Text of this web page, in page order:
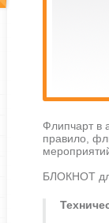
Флипчарт в
правило,
БЛОКНОТ